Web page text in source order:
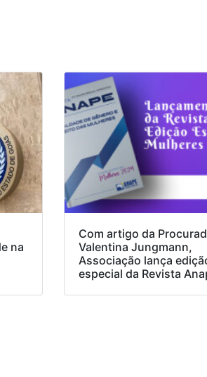
na
Com artigo da
Valentina Jungmann,
Associação lança
especial da Revista